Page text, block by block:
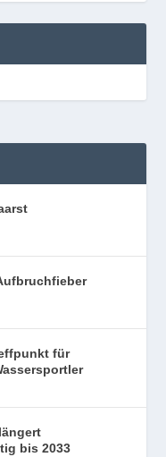
für
bis 2033